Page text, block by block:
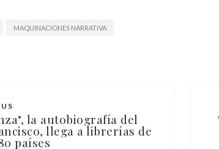
MAQUINACIONES NARRATIVA
la autobiografía del
llega a librerías de
países